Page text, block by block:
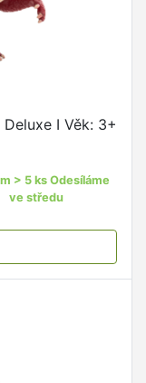
I Věk: 3+
> 5 ks Odesíláme
ve středu